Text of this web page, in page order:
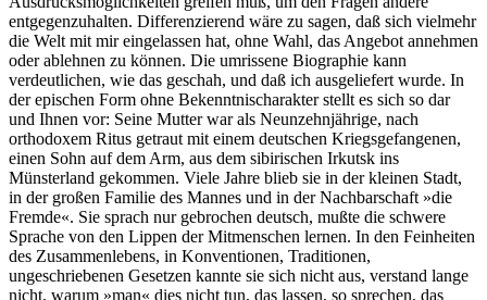
entgegenzuhalten. Differenzierend wäre zu sagen, daß sich vielmehr
die Welt mit mir eingelassen hat, ohne Wahl, das Angebot annehmen
oder ablehnen zu können. Die umrissene Biographie kann
verdeutlichen, wie das geschah, und daß ich ausgeliefert wurde. In
der epischen Form ohne Bekenntnischarakter stellt es sich so dar
und Ihnen vor: Seine Mutter war als Neunzehnjährige, nach
orthodoxem Ritus getraut mit einem deutschen Kriegsgefangenen,
einen Sohn auf dem Arm, aus dem sibirischen Irkutsk ins
Münsterland gekommen. Viele Jahre blieb sie in der kleinen Stadt,
in der großen Familie des Mannes und in der Nachbarschaft »die
Fremde«. Sie sprach nur gebrochen deutsch, mußte die schwere
Sprache von den Lippen der Mitmenschen lernen. In den Feinheiten
des Zusammenlebens, in Konventionen, Traditionen,
ungeschriebenen Gesetzen kannte sie sich nicht aus, verstand lange
nicht, warum »man« dies nicht tun, das lassen, so sprechen, das